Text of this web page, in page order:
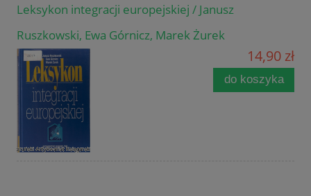
Leksykon integracji europejskiej / Janusz
Ruszkowski, Ewa Górnicz, Marek Żurek
14,90 zł
do koszyka